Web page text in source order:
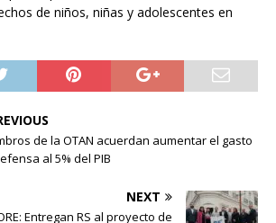
de niños, niñas y adolescentes en
de la OTAN acuerdan aumentar el gasto
al 5% del PIB
NEXT
Entregan RS al proyecto de